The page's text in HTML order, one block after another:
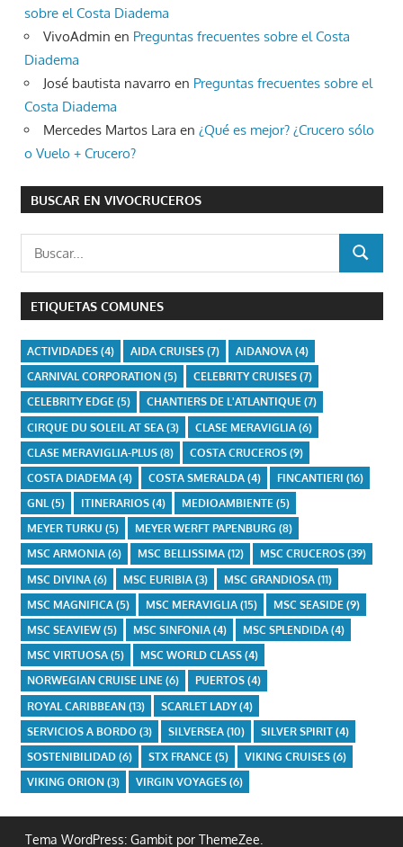
sobre el Costa Diadema
VivoAdmin en Preguntas frecuentes sobre el Costa
Diadema
José bautista navarro en Preguntas frecuentes sobre el
Costa Diadema
Mercedes Martos Lara en ¿Qué es mejor? ¿Crucero sólo
o Vuelo + Crucero?
BUSCAR EN VIVOCRUCEROS
BUSCAR
ETIQUETAS COMUNES
ACTIVIDADES(4) AIDA CRUISES(7) AIDANOVA(4)
CARNIVAL CORPORATION(5) CELEBRITY CRUISES(7)
CELEBRITY EDGE(5) CHANTIERS DE L'ATLANTIQUE(7)
CIRQUE DU SOLEIL AT SEA(3) CLASE MERAVIGLIA(6)
CLASE MERAVIGLIA-PLUS(8) COSTA CRUCEROS(9)
COSTA DIADEMA(4) COSTA SMERALDA(4) FINCANTIERI (16)
GNL(5) ITINERARIOS(4) MEDIOAMBIENTE(5)
MEYER TURKU (5) MEYER WERFT PAPENBURG (8)
MSC ARMONIA(6) MSC BELLISSIMA(12) MSC CRUCEROS(39)
MSC DIVINA(6) MSC EURIBIA(3) MSC GRANDIOSA(11)
MSC MAGNIFICA(5) MSC MERAVIGLIA(15) MSC SEASIDE (9)
MSC SEAVIEW(5) MSC SINFONIA(4) MSC SPLENDIDA(4)
MSC VIRTUOSA(5) MSC WORLD CLASS(4)
NORWEGIAN CRUISE LINE(6) PUERTOS(4)
ROYAL CARIBBEAN(13) SCARLET LADY(4)
SERVICIOS A BORDO (3) SILVERSEA(10) SILVER SPIRIT(4)
SOSTENIBILIDAD(6) STX FRANCE (5) VIKING CRUISES(6)
VIKING ORION(3) VIRGIN VOYAGES(6)
Tema WordPress: Gambit por ThemeZee.